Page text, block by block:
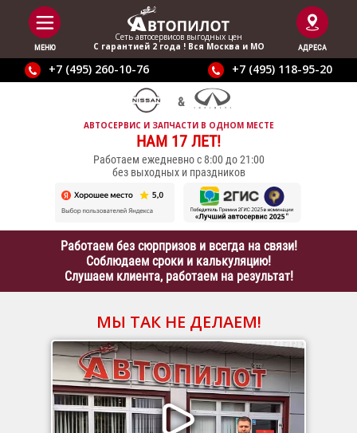
МЕНЮ
Сеть автосервисов выгодныx цен
С гарантией 2 года ! Вся Москва и МО
АДРЕСА
+7 (495) 260-10-76 +7 (495) 118-95-20
АВТОСЕРВИС И ЗАПЧАСТИ В ОДНОМ МЕСТЕ
НАМ 17 ЛЕТ!
Работаем ежедневно с 8:00 до 21:00
без выходных и праздников
Работаем без сюрпризов и всегда на связи!
Соблюдаем сроки и калькуляцию!
Слушаем клиента, работаем на результат!
МЫ ТАК НЕ ДЕЛАЕМ!